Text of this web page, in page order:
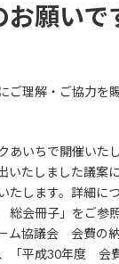
お願いで
ご理解・ご協力を
あいちで開催いた
たしました議案
たします。詳細に
会冊子」をご参照
ム協議会 会費の
「平成30年度 会